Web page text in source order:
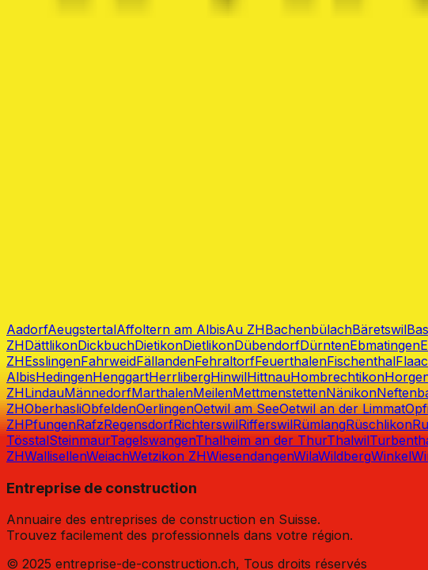
Kundenmaurer, Umbau, Renovationen
AadorfAeugstertalAffoltern am AlbisAu ZHBachenbülachBäretswil
ZHDättlikonDickbuchDietikonDietlikonDübendorfDürntenEbmatingen
ZHEsslingenFahrweidFällandenFehraltorfFeuerthalenFischenthal
AlbisHedingenHenggartHerrlibergHinwilHittnauHombrechtikon
ZHLindauMännedorfMarthalenMeilenMettmenstettenNänikon
ZHOberhasliObfeldenOerlingenOetwil am SeeOetwil an der Limmat
ZHPfungenRafzRegensdorfRichterswilRifferswilRümlangRüschlikon
TösstalSteinmaurTagelswangenThalheim an der ThurThalwil
ZHWallisellenWeiachWetzikon ZHWiesendangenWilaWildbergWinkel
Entreprise de construction
Annuaire des entreprises de construction en Suisse.
Trouvez facilement des professionnels dans votre région.
© 2025 entreprise-de-construction.ch, Tous droits réservés